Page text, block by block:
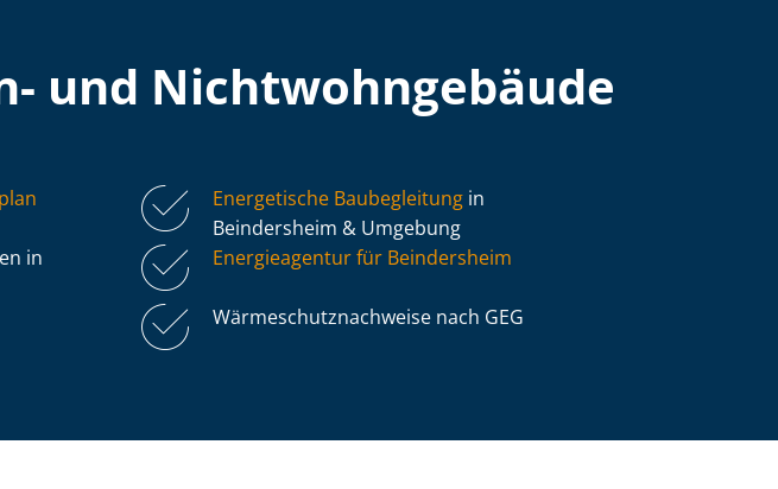
und Nicht­wohn­ge­bäu­de
Energetische Baubegleitung in
Beindersheim & Umgebung
in
Energieagentur für Beindersheim
Wär­me­schutz­nach­wei­se nach GEG